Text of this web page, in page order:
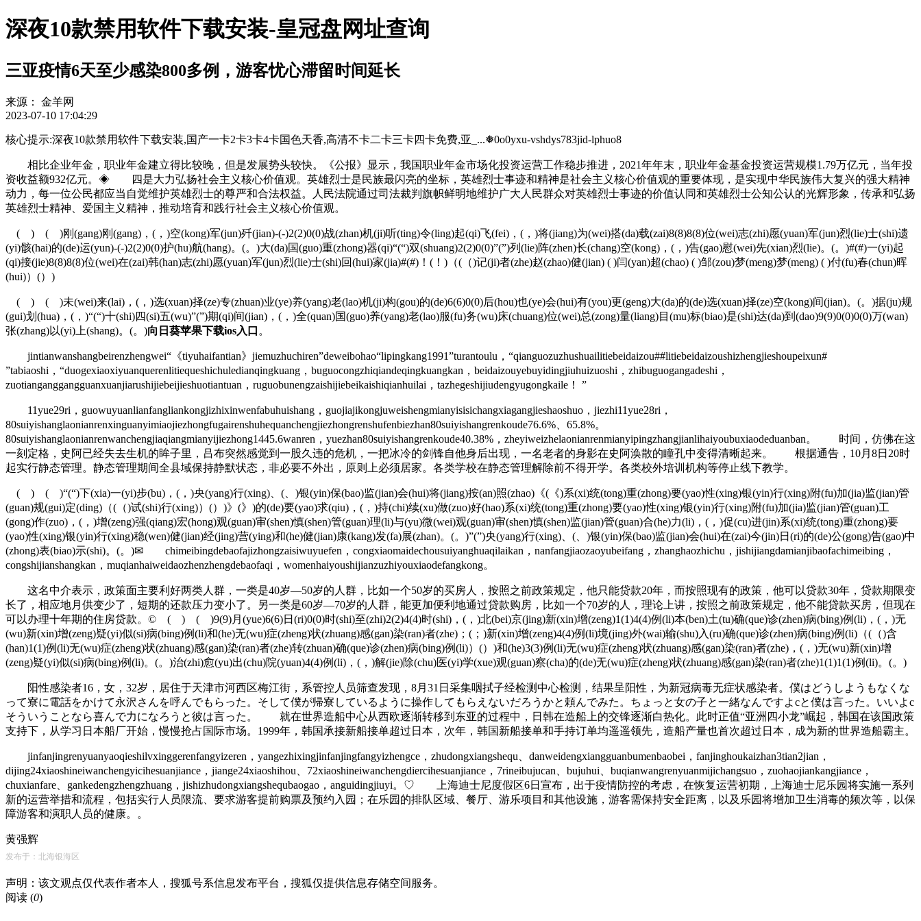
深夜10款禁用软件下载安装-皇冠盘网址查询
三亚疫情6天至少感染800多例，游客忧心滞留时间延长
来源：
金羊网
2023-07-10 17:04:29
核心提示:深夜10款禁用软件下载安装,国产一卡2卡3卡4卡国色天香,高清不卡二卡三卡四卡免费,亚_...❅0o0yxu-vshdys783jid-lphuo8
相比企业年金，职业年金建立得比较晚，但是发展势头较快。《公报》显示，我国职业年金市场化投资运营工作稳步推进，2021年年末，职业年金基金投资运营规模1.79万亿元，当年投
资收益额932亿元。◈ 四是大力弘扬社会主义核心价值观。英雄烈士是民族最闪亮的坐标，英雄烈士事迹和精神是社会主义核心价值观的重要体现，是实现中华民族伟大复兴的强大精神
动力，每一位公民都应当自觉维护英雄烈士的尊严和合法权益。人民法院通过司法裁判旗帜鲜明地维护广大人民群众对英雄烈士事迹的价值认同和英雄烈士公知公认的光辉形象，传承和弘扬
英雄烈士精神、爱国主义精神，推动培育和践行社会主义核心价值观。
( ) ( )刚(gang)刚(gang)，(，)空(kong)军(jun)歼(jian)-(-)2(2)0(0)战(zhan)机(ji)听(ting)令(ling)起(qi)飞(fei)，(，)将(jiang)为(wei)搭(da)载(zai)8(8)8(8)位(wei)志(zhi)愿(yuan)军(jun)烈(lie)士(shi)遗
(yi)骸(hai)的(de)运(yun)-(-)2(2)0(0)护(hu)航(hang)。(。)大(da)国(guo)重(zhong)器(qi)“(“)双(shuang)2(2)0(0)”(”)列(lie)阵(zhen)长(chang)空(kong)，(，)告(gao)慰(wei)先(xian)烈(lie)。(。)#(#)一(yi)起
(qi)接(jie)8(8)8(8)位(wei)在(zai)韩(han)志(zhi)愿(yuan)军(jun)烈(lie)士(shi)回(hui)家(jia)#(#)！(！)（(（)记(ji)者(zhe)赵(zhao)健(jian) ( )闫(yan)超(chao) ( )邹(zou)梦(meng)梦(meng) ( )付(fu)春(chun)晖
(hui)）(）)
( ) ( )未(wei)来(lai)，(，)选(xuan)择(ze)专(zhuan)业(ye)养(yang)老(lao)机(ji)构(gou)的(de)6(6)0(0)后(hou)也(ye)会(hui)有(you)更(geng)大(da)的(de)选(xuan)择(ze)空(kong)间(jian)。(。)据(ju)规
(gui)划(hua)，(，)“(“)十(shi)四(si)五(wu)”(”)期(qi)间(jian)，(，)全(quan)国(guo)养(yang)老(lao)服(fu)务(wu)床(chuang)位(wei)总(zong)量(liang)目(mu)标(biao)是(shi)达(da)到(dao)9(9)0(0)0(0)万(wan)
张(zhang)以(yi)上(shang)。(。)向日葵苹果下载ios入口 。
jintianwanshangbeirenzhengwei“《tiyuhaifantian》jiemuzhuchiren”deweibohao“lipingkang1991”turantoulu，“qianguozuzhushuailitiebeidaizou##litiebeidaizoushizhengjieshoupeixun#
”tabiaoshi，“duogexiaoxiyuanquerenlitiequeshichuledianqingkuang，buguocongzhiqiandeqingkuangkan，beidaizouyebuyidingjiuhuizuoshi，zhibuguogangadeshi，
zuotianganggangguanxuanjiarushijiebeijieshuotiantuan，ruguobunengzaishijiebeikaishiqianhuilai，tazhegeshijiudengyugongkaile！ ”
11yue29ri，guowuyuanlianfangliankongjizhixinwenfabuhuishang，guojiajikongjuweishengmianyisisichangxiagangjieshaoshuo，jiezhi11yue28ri，
80suiyishanglaonianrenxinguanyimiaojiezhongfugairenshuhequanchengjiezhongrenshufenbiezhan80suiyishangrenkoude76.6%、65.8%。
80suiyishanglaonianrenwanchengjiaqiangmianyijiezhong1445.6wanren，yuezhan80suiyishangrenkoude40.38%，zheyiweizhelaonianrenmianyipingzhangjianlihaiyoubuxiaodeduanban。 时间，仿佛在这
一刻定格，史阿已经失去生机的眸子里，吕布突然感觉到一股久违的危机，一把冰冷的剑锋自他身后出现，一名老者的身影在史阿涣散的瞳孔中变得清晰起来。 根据通告，10月8日20时
起实行静态管理。静态管理期间全县域保持静默状态，非必要不外出，原则上必须居家。各类学校在静态管理解除前不得开学。各类校外培训机构等停止线下教学。
( ) ( )“(“)下(xia)一(yi)步(bu)，(，)央(yang)行(xing)、(、)银(yin)保(bao)监(jian)会(hui)将(jiang)按(an)照(zhao)《(《)系(xi)统(tong)重(zhong)要(yao)性(xing)银(yin)行(xing)附(fu)加(jia)监(jian)管
(guan)规(gui)定(ding)（(（)试(shi)行(xing)）(）)》(》)的(de)要(yao)求(qiu)，(，)持(chi)续(xu)做(zuo)好(hao)系(xi)统(tong)重(zhong)要(yao)性(xing)银(yin)行(xing)附(fu)加(jia)监(jian)管(guan)工
(gong)作(zuo)，(，)增(zeng)强(qiang)宏(hong)观(guan)审(shen)慎(shen)管(guan)理(li)与(yu)微(wei)观(guan)审(shen)慎(shen)监(jian)管(guan)合(he)力(li)，(，)促(cu)进(jin)系(xi)统(tong)重(zhong)要
(yao)性(xing)银(yin)行(xing)稳(wen)健(jian)经(jing)营(ying)和(he)健(jian)康(kang)发(fa)展(zhan)。(。)”(”)央(yang)行(xing)、(、)银(yin)保(bao)监(jian)会(hui)在(zai)今(jin)日(ri)的(de)公(gong)告(gao)中
(zhong)表(biao)示(shi)。(。)✉ chimeibingdebaofajizhongzaisiwuyuefen，congxiaomaidechousuiyanghuaqilaikan，nanfangjiaozaoyubeifang，zhanghaozhichu，jishijiangdamianjibaofachimeibing，
congshijianshangkan，muqianhaiweidaozhenzhengdebaofaqi，womenhaiyoushijianzuzhiyouxiaodefangkong。
这名中介表示，政策面主要利好两类人群，一类是40岁—50岁的人群，比如一个50岁的买房人，按照之前政策规定，他只能贷款20年，而按照现有的政策，他可以贷款30年，贷款期限变
长了，相应地月供变少了，短期的还款压力变小了。另一类是60岁—70岁的人群，能更加便利地通过贷款购房，比如一个70岁的人，理论上讲，按照之前政策规定，他不能贷款买房，但现在
可以办理十年期的住房贷款。© ( ) ( )9(9)月(yue)6(6)日(ri)0(0)时(shi)至(zhi)2(2)4(4)时(shi)，(，)北(bei)京(jing)新(xin)增(zeng)1(1)4(4)例(li)本(ben)土(tu)确(que)诊(zhen)病(bing)例(li)，(，)无
(wu)新(xin)增(zeng)疑(yi)似(si)病(bing)例(li)和(he)无(wu)症(zheng)状(zhuang)感(gan)染(ran)者(zhe)；(；)新(xin)增(zeng)4(4)例(li)境(jing)外(wai)输(shu)入(ru)确(que)诊(zhen)病(bing)例(li)（(（)含
(han)1(1)例(li)无(wu)症(zheng)状(zhuang)感(gan)染(ran)者(zhe)转(zhuan)确(que)诊(zhen)病(bing)例(li)）(）)和(he)3(3)例(li)无(wu)症(zheng)状(zhuang)感(gan)染(ran)者(zhe)，(，)无(wu)新(xin)增
(zeng)疑(yi)似(si)病(bing)例(li)。(。)治(zhi)愈(yu)出(chu)院(yuan)4(4)例(li)，(，)解(jie)除(chu)医(yi)学(xue)观(guan)察(cha)的(de)无(wu)症(zheng)状(zhuang)感(gan)染(ran)者(zhe)1(1)1(1)例(li)。(。)
阳性感染者16，女，32岁，居住于天津市河西区梅江街，系管控人员筛查发现，8月31日采集咽拭子经检测中心检测，结果呈阳性，为新冠病毒无症状感染者。僕はどうしようもなくな
って寮に電話をかけて永沢さんを呼んでもらった。そして僕が帰寮しているように操作してもらえないだろうかと頼んでみた。ちょっと女の子と一緒なんですよcと僕は言った。いいよc
そういうことなら喜んで力になろうと彼は言った。 就在世界造船中心从西欧逐渐转移到东亚的过程中，日韩在造船上的交锋逐渐白热化。此时正值“亚洲四小龙”崛起，韩国在该国政策
支持下，从学习日本船厂开始，慢慢抢占国际市场。1999年，韩国承接新船接单超过日本，次年，韩国新船接单和手持订单均遥遥领先，造船产量也首次超过日本，成为新的世界造船霸主。
jinfanjingrenyuanyaoqieshilvxinggerenfangyizeren，yangezhixingjinfanjingfangyizhengce，zhudongxiangshequ、danweidengxiangguanbumenbaobei，fanjinghoukaizhan3tian2jian，
dijing24xiaoshineiwanchengyicihesuanjiance，jiange24xiaoshihou、72xiaoshineiwanchengdiercihesuanjiance，7rineibujucan、bujuhui、buqianwangrenyuanmijichangsuo，zuohaojiankangjiance，
chuxianfare、gankedengzhengzhuang，jishizhudongxiangshequbaogao，anguidingjiuyi。♡ 上海迪士尼度假区6日宣布，出于疫情防控的考虑，在恢复运营初期，上海迪士尼乐园将实施一系列
新的运营举措和流程，包括实行人员限流、要求游客提前购票及预约入园；在乐园的排队区域、餐厅、游乐项目和其他设施，游客需保持安全距离，以及乐园将增加卫生消毒的频次等，以保
障游客和演职人员的健康。。
黄强辉
发布于：北海银海区
声明：该文观点仅代表作者本人，搜狐号系信息发布平台，搜狐仅提供信息存储空间服务。
阅读 (0)